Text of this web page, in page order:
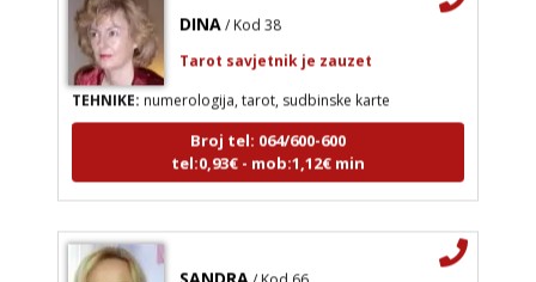
TEHNIKE:numerologija, tarot, sudbinske karte
Broj tel: 064/600-600
tel:0,93€ - mob:1,12€ min